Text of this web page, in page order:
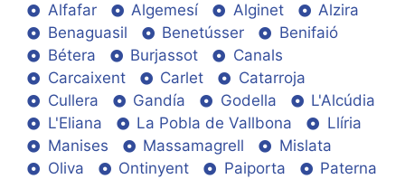
Alfafar
Algemesí Alginet
Alzira
Benaguasil
Benetússer
Benifaió
Bétera
Burjassot
Canals
Carcaixent
Carlet
Catarroja
Cullera
Gandía Godella
L'Alcúdia
L'Eliana
La Pobla de Vallbona
Llíria
Manises
Massamagrell
Mislata
Oliva
Ontinyent Paiporta
Paterna